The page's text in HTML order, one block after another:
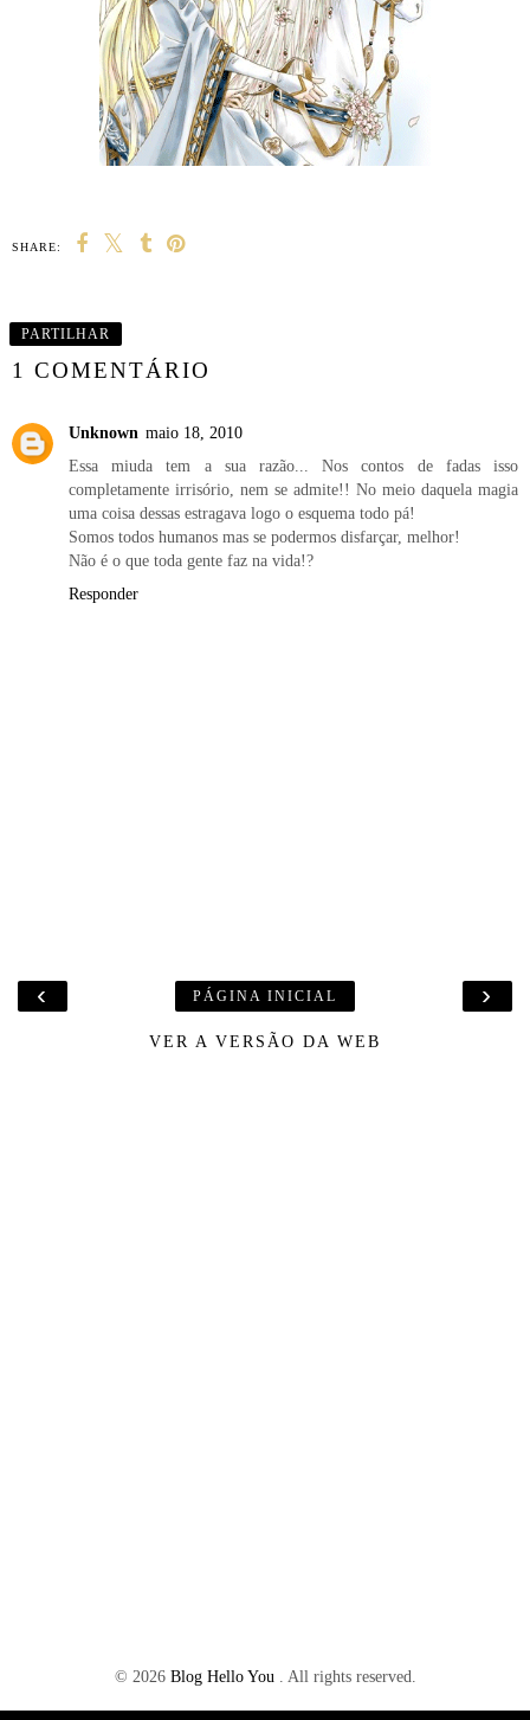
SHARE:
PARTILHAR
1 COMENTÁRIO
Unknown maio 18, 2010
Essa miuda tem a sua razão... Nos contos de fadas isso
completamente irrisório, nem se admite!! No meio daquela magia
uma coisa dessas estragava logo o esquema todo pá!
Somos todos humanos mas se podermos disfarçar, melhor!
Não é o que toda gente faz na vida!?
Responder
‹ ›
PÁGINA INICIAL
VER A VERSÃO DA WEB
© 2026 Blog Hello You . All rights reserved.